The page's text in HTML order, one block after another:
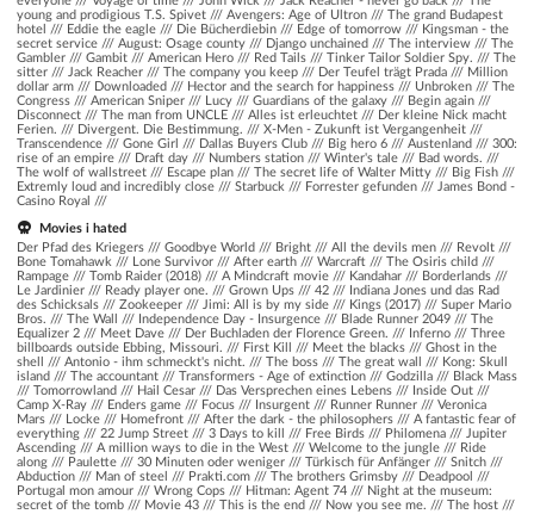
young and prodigious T.S. Spivet /// Avengers: Age of Ultron /// The grand Budapest
hotel /// Eddie the eagle /// Die Bücherdiebin /// Edge of tomorrow /// Kingsman - the
secret service /// August: Osage county /// Django unchained /// The interview /// The
Gambler /// Gambit /// American Hero /// Red Tails /// Tinker Tailor Soldier Spy. /// The
sitter /// Jack Reacher /// The company you keep /// Der Teufel trägt Prada /// Million
dollar arm /// Downloaded /// Hector and the search for happiness /// Unbroken /// The
Congress /// American Sniper /// Lucy /// Guardians of the galaxy /// Begin again ///
Disconnect /// The man from UNCLE /// Alles ist erleuchtet /// Der kleine Nick macht
Ferien. /// Divergent. Die Bestimmung. /// X-Men - Zukunft ist Vergangenheit ///
Transcendence /// Gone Girl /// Dallas Buyers Club /// Big hero 6 /// Austenland /// 300:
rise of an empire /// Draft day /// Numbers station /// Winter's tale /// Bad words.
///
The wolf of wallstreet /// Escape plan /// The secret life of Walter Mitty /// Big Fish ///
Extremly loud and incredibly close /// Starbuck /// Forrester gefunden /// James Bond -
Casino Royal ///
Movies i hated
Der Pfad des Kriegers /// Goodbye World /// Bright /// All the devils men /// Revolt ///
Bone Tomahawk /// Lone Survivor /// After earth /// Warcraft /// The Osiris child ///
Rampage /// Tomb Raider (2018) /// A Mindcraft movie /// Kandahar /// Borderlands ///
Le Jardinier /// Ready player one. /// Grown Ups /// 42 /// Indiana Jones und das Rad
des Schicksals /// Zookeeper /// Jimi: All is by my side /// Kings (2017) /// Super Mario
Bros. /// The Wall /// Independence Day - Insurgence /// Blade Runner 2049 /// The
Equalizer 2 /// Meet Dave /// Der Buchladen der Florence Green. /// Inferno /// Three
billboards outside Ebbing, Missouri. /// First Kill /// Meet the blacks /// Ghost in the
shell /// Antonio - ihm schmeckt's nicht. /// The boss /// The great wall /// Kong: Skull
island /// The accountant /// Transformers - Age of extinction /// Godzilla /// Black Mass
/// Tomorrowland /// Hail Cesar /// Das Versprechen eines Lebens /// Inside Out ///
Camp X-Ray /// Enders game /// Focus /// Insurgent /// Runner Runner /// Veronica
Mars /// Locke /// Homefront /// After the dark - the philosophers /// A fantastic fear of
everything /// 22 Jump Street /// 3 Days to kill /// Free Birds /// Philomena /// Jupiter
Ascending /// A million ways to die in the West /// Welcome to the jungle /// Ride
along /// Paulette /// 30 Minuten oder weniger /// Türkisch für Anfänger /// Snitch ///
Abduction /// Man of steel /// Prakti.com /// The brothers Grimsby /// Deadpool ///
Portugal mon amour /// Wrong Cops /// Hitman: Agent 74 /// Night at the museum:
secret of the tomb /// Movie 43 /// This is the end /// Now you see me. /// The host ///